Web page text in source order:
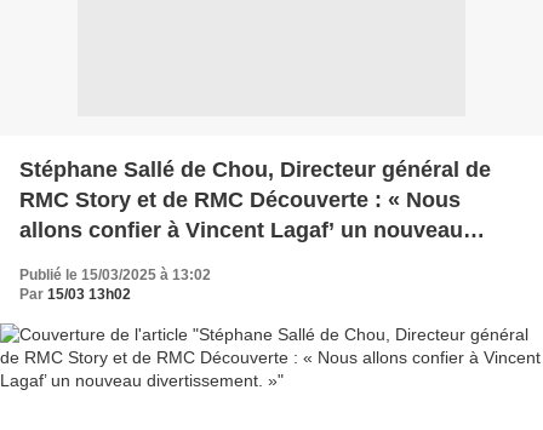
Stéphane Sallé de Chou, Directeur général de
RMC Story et de RMC Découverte : « Nous
allons confier à Vincent Lagaf’ un nouveau
Publié le 15/03/2025 à 13:02
Par 15/03 13h02